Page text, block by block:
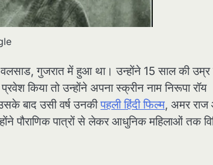
गुजरात में हुआ था। उन्होंने 15 साल की उम्र
किया तो उन्होंने अपना स्क्रीन नाम निरूपा रॉय
बाद उसी वर्ष उनकीपहली हिंदी फिल्म, अमर
पौराणिक पात्रों से लेकर आधुनिक महिलाओं तक